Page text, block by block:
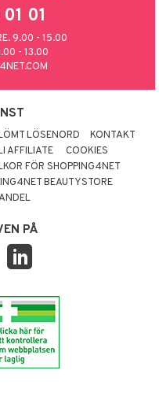
01
9.00 - 15.00
- 13.00
LÖSENORD
KONTAKT
AFFILIATE
COOKIES
FÖR SHOPPING4NET
BEAUTYSTORE
PÅ